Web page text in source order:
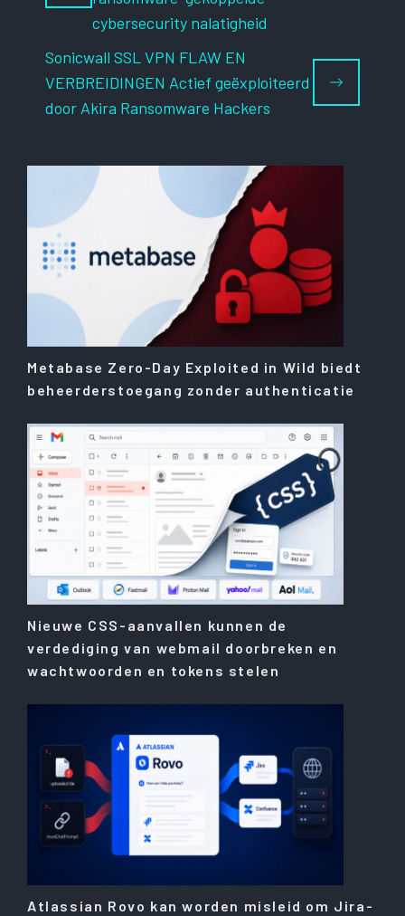
cybersecurity nalatigheid
Sonicwall SSL VPN FLAW EN
VERBREIDINGEN Actief geëxploiteerd
door Akira Ransomware Hackers
Metabase Zero-Day Exploited in Wild biedt
beheerderstoegang zonder authenticatie
Nieuwe CSS-aanvallen kunnen de
verdediging van webmail doorbreken en
wachtwoorden en tokens stelen
Atlassian Rovo kan worden misleid om Jira-